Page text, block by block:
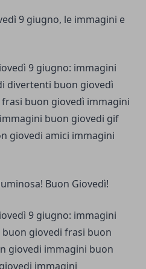
9 giugno, le immagini e
Buon Giovedì!